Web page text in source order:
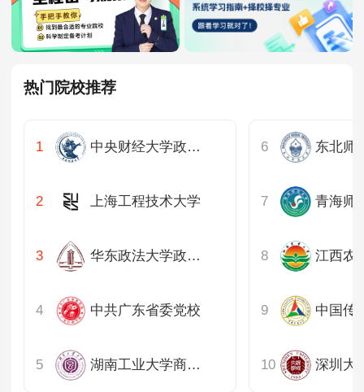
热门院校推荐
中央财经大学政府管理学院
上海工程技术大学
华东政法大学政治学与公共管理学院
中共广东省委党校
湖南工业大学商学院
江西农
中国传
深圳大